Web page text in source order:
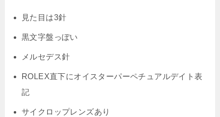
見た目は3針
黒文字盤っぽい
メルセデス針
ROLEX直下にオイスターパーペチュアルデイト表
記
サイクロップレンズあり